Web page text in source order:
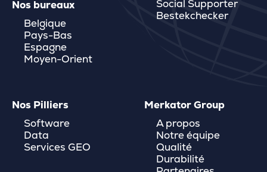
Nos bureaux
Belgique
Pays-Bas
Espagne
Moyen-Orient
Social Supporter
Bestekchecker
Nos Pilliers
Software
Data
Services GEO
Merkator Group
A propos
Notre équipe
Qualité
Durabilité